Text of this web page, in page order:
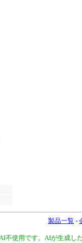
製品一覧 -
不使用です。AIが生成し